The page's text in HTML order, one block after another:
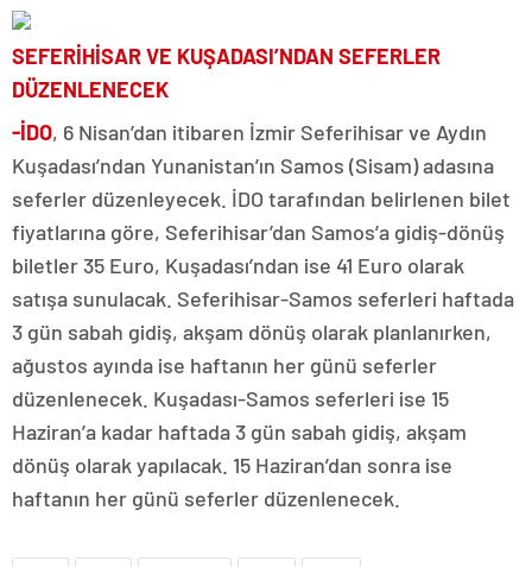
SEFERİHİSAR VE KUŞADASI’NDAN SEFERLER
DÜZENLENECEK
-İDO, 6 Nisan’dan itibaren İzmir Seferihisar ve Aydın
Kuşadası’ndan Yunanistan’ın Samos (Sisam) adasına
seferler düzenleyecek. İDO tarafından belirlenen bilet
fiyatlarına göre, Seferihisar’dan Samos’a gidiş-dönüş
biletler 35 Euro, Kuşadası’ndan ise 41 Euro olarak
satışa sunulacak. Seferihisar-Samos seferleri haftada
3 gün sabah gidiş, akşam dönüş olarak planlanırken,
ağustos ayında ise haftanın her günü seferler
düzenlenecek. Kuşadası-Samos seferleri ise 15
Haziran’a kadar haftada 3 gün sabah gidiş, akşam
dönüş olarak yapılacak. 15 Haziran’dan sonra ise
haftanın her günü seferler düzenlenecek.